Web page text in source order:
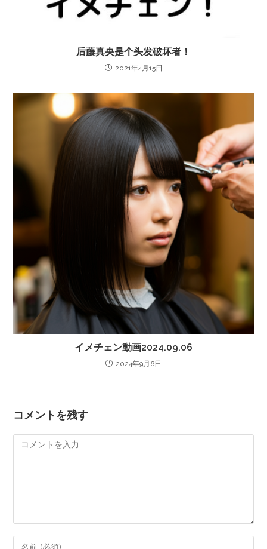
后藤真央是个头发破坏者！
2021年4月15日
イメチェン動画2024.09.06
2024年9月6日
コメントを残す